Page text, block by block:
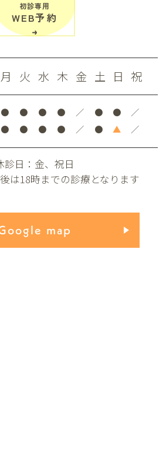
初診専用
WEB予約
月 火 水 木 金 土 日 祝
● ● ● ● ／ ● ● ／
● ● ● ● ／ ● ▲ ／
診日：金、祝日
は18時までの診療となります
map